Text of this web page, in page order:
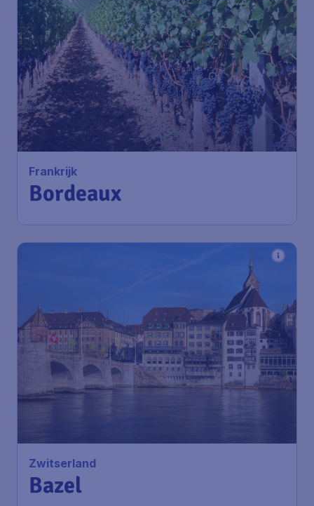
Frankrijk
Bordeaux
Zwitserland
Bazel